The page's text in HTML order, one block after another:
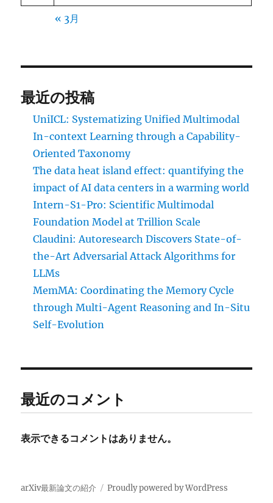
« 3月
最近の投稿
UniICL: Systematizing Unified Multimodal
In-context Learning through a Capability-
Oriented Taxonomy
The data heat island effect: quantifying the
impact of AI data centers in a warming world
Intern-S1-Pro: Scientific Multimodal
Foundation Model at Trillion Scale
Claudini: Autoresearch Discovers State-of-
the-Art Adversarial Attack Algorithms for
LLMs
MemMA: Coordinating the Memory Cycle
through Multi-Agent Reasoning and In-Situ
Self-Evolution
最近のコメント
表示できるコメントはありません。
arXiv最新論文の紹介 Proudly powered by WordPress